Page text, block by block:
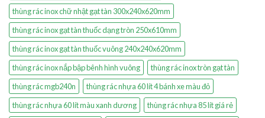
thùng rác inox chữ nhật gạt tàn 300x240x620mm
thùng rác inox gạt tàn thuốc dạng tròn 250x610mm
thùng rác inox gạt tàn thuốc vuông 240x240x620mm
thùng rác inox nắp bập bênh hình vuông
thùng rác inox tròn gạt tàn
thùng rác mgb240n
thùng rác nhựa 60 lít 4 bánh xe màu đỏ
thùng rác nhựa 60 lít màu xanh dương
thùng rác nhựa 85 lít giá rẻ